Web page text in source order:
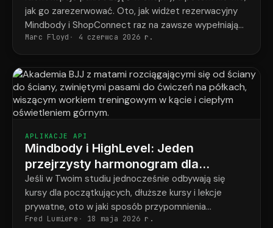
jak go zarezerwować. Oto, jak widżet rezerwacyjny
Mindbody i ShopConnect raz na zawsze wypełniają
tę lukę.
Marc Floyd 4 czerwca 2026 r.
APLIKACJE API
Mindbody i HighLevel: Jeden
przejrzysty harmonogram dla
każdego studenta w każdym
programie
Jeśli w Twoim studiu jednocześnie odbywają się
kursy dla początkujących, dłuższe kursy i lekcje
prywatne, oto w jaki sposób przypomnienia
ostatecznie odpowiadają temu, co faktycznie
Fred Lumiere 18 maja 2026 r.